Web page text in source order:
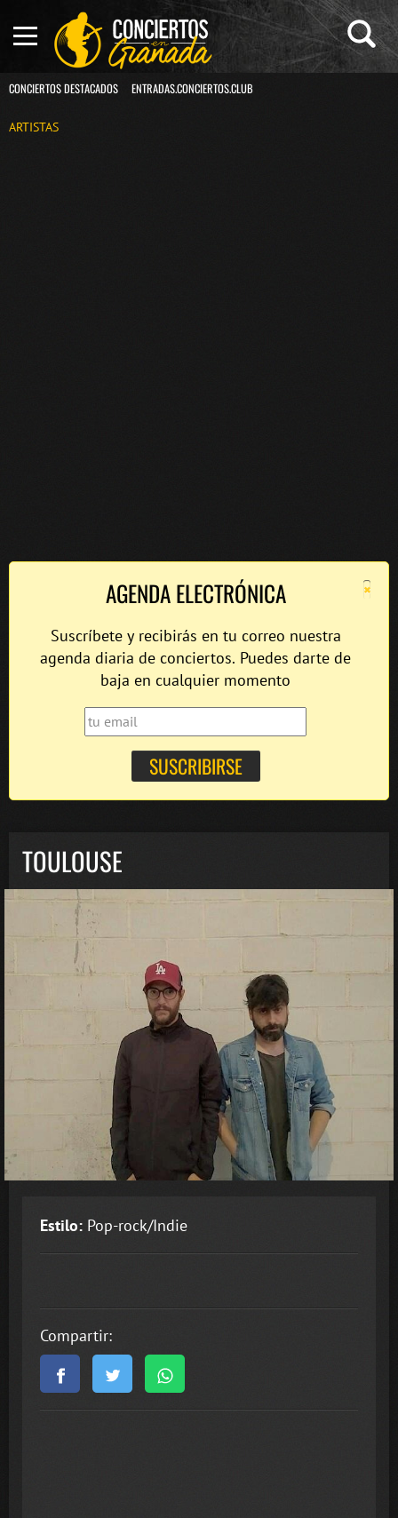
CONCIERTOS DESTACADOS ENTRADAS.CONCIERTOS.CLUB
ARTISTAS
×
AGENDA ELECTRÓNICA
Suscríbete y recibirás en tu correo nuestra
agenda diaria de conciertos. Puedes darte de
baja en cualquier momento
TOULOUSE
Estilo: Pop-rock/Indie
Compartir: